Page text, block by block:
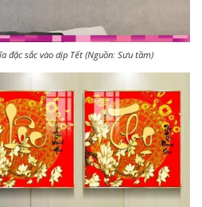
đặc sắc vào dịp Tết (Nguồn: Sưu tầm)